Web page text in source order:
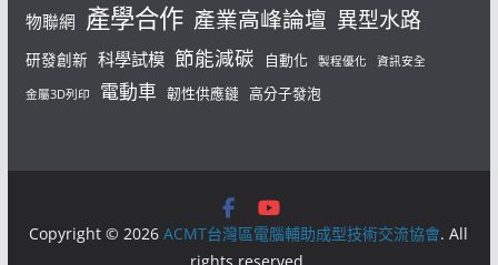
物聯網 產學合作 產業高峰論壇 異型水路
研發創新 科學試模 節能減碳 自動化 製程優化 資訊安全
金屬3D列印 電動車 韌性供應鏈 高分子發泡
Copyright © 2026ACMT台灣區電腦輔助成型技術交流協會. All